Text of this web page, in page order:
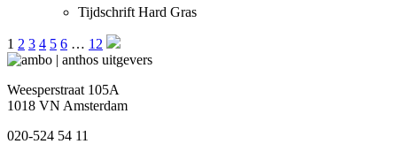
Tijdschrift Hard Gras
Berichten
paginering
1 2 3 4 5 6 … 12
Weesperstraat 105A
1018 VN Amsterdam
020-524 54 11